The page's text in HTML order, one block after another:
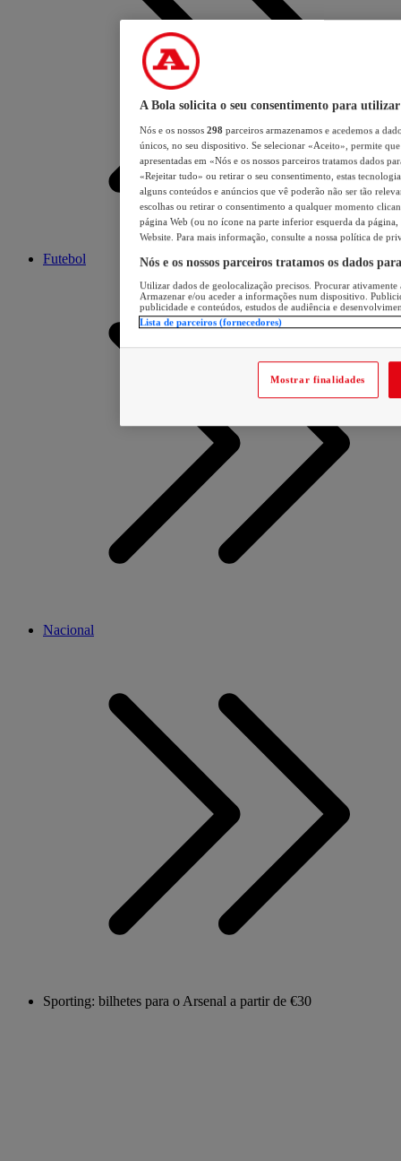
Futebol
Nacional
Sporting: bilhetes para o Arsenal a partir de €30
A Bola solicita o seu consentimento para utilizar
Nós e os nossos 298 parceiros armazenamos e acedemos a
únicos, no seu dispositivo. Se selecionar «Aceito», permite
apresentadas em «Nós e os nossos parceiros tratamos dados
«Rejeitar tudo» ou retirar o seu consentimento, estas
alguns conteúdos e anúncios que vê poderão não ser tão
escolhas ou retirar o consentimento a qualquer momento
página Web (ou no ícone na parte inferior esquerda da página,
Website. Para mais informação, consulte a nossa política de
Nós e os nossos parceiros tratamos os dados
Utilizar dados de geolocalização precisos. Procurar
Armazenar e/ou aceder a informações num dispositivo.
publicidade e conteúdos, estudos de audiência e
Lista de parceiros (fornecedores)
Mostrar finalidades